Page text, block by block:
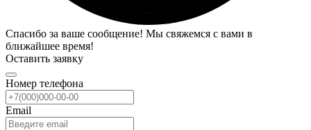
Спасибо за ваше сообщение! Мы свяжемся с вами в
ближайшее время!
Оставить заявку
Номер телефона
Email